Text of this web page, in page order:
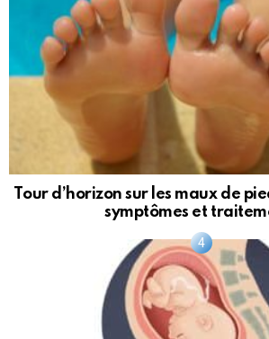
Tour d’horizon sur les maux de
symptômes et